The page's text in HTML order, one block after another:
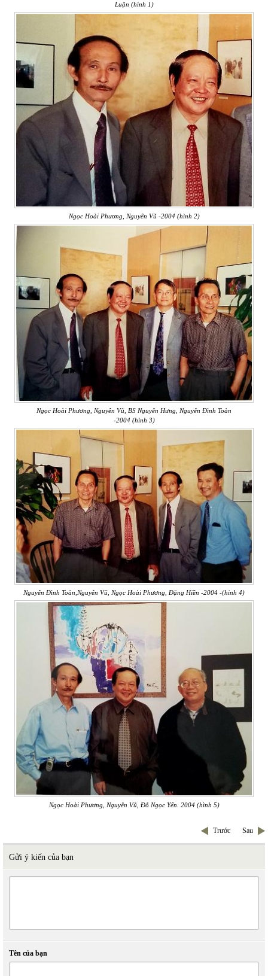
Luận (hình 1)
Ngọc Hoài Phương, Nguyên Vũ -2004 (hình 2)
Ngọc Hoài Phương, Nguyên Vũ, BS Nguyễn Hưng, Nguyễn Đình Toàn
-2004 (hình 3)
Nguyễn Đình Toàn,Nguyên Vũ, Ngọc Hoài Phương, Đặng Hiền -2004 -(hinh 4)
Ngọc Hoài Phương, Nguyên Vũ, Đỗ Ngọc Yến. 2004 (hình 5)
Trước Sau
Gửi ý kiến của bạn
Tên của bạn